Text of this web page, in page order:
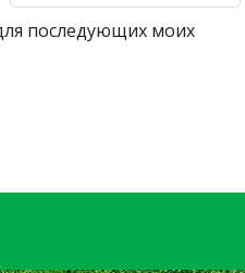
последующих моих